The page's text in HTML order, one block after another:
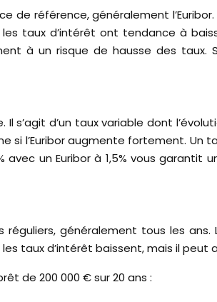
de référence, généralement
taux d’intérêt ont tendance à
à un risque de hausse des taux.
s’agit d’un taux variable dont
si l’Euribor augmente fortement.
un Euribor à 1,5% vous garantit
généralement tous les
taux d’intérêt baissent, mais il
de 200 000 € sur 20 ans :